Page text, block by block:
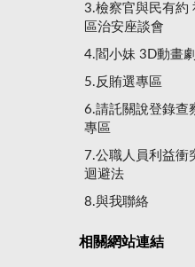
3.檢察官與民有約
區治安座談會
4.閻小妹 3D動畫
5.反賄選專區
6.請託關說登錄查
專區
7.公職人員利益衝
迴避法
8.與我聯絡
相關網站連結